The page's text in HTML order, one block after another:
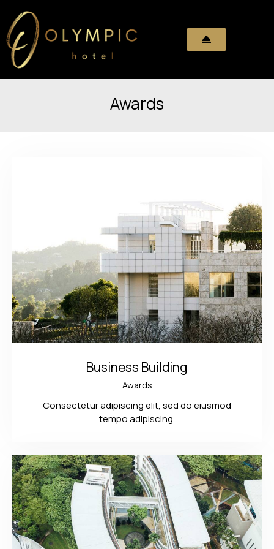
Awards
Business Building
Awards
Consectetur adipiscing elit, sed do eiusmod
tempo adipiscing.